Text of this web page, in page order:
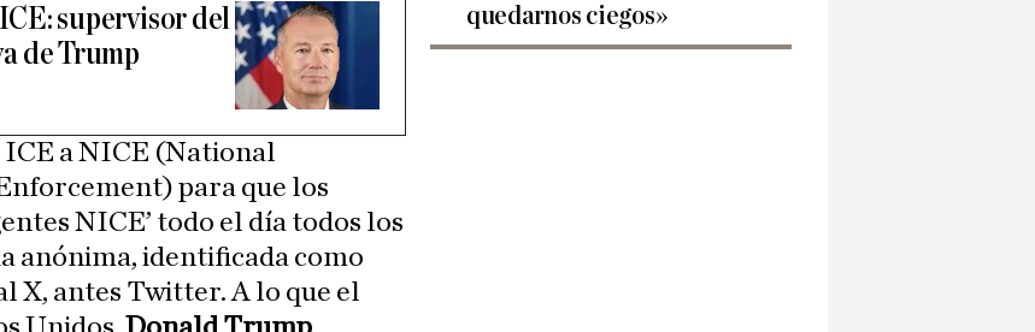
supervisor del
de Trump
a NICE (National
para que los
NICE’ todo el día todos los
anónima, identificada como
X, antes Twitter. A lo que el
quedarnos ciegos»